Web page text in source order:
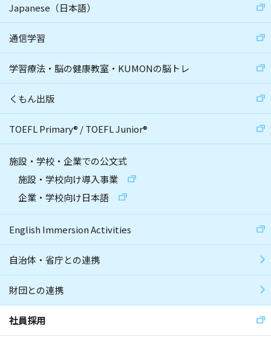
Japanese（日本語）
通信学習
学習療法・脳の健康教室・KUMONの脳トレ
くもん出版
TOEFL Primary® /TOEFL Junior®
施設・学校・企業での公文式
施設・学校向け導入事業
企業・学校向け日本語
English Immersion Activities
自治体・省庁との連携
財団との連携
社員採用